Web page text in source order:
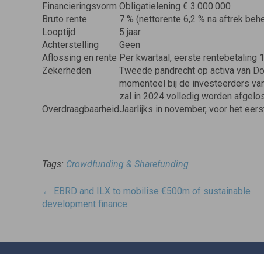
Financieringsvorm Obligatielening € 3.000.000
Bruto rente
7 % (nettorente 6,2 % na aftrek
Looptijd
5 jaar
Achterstelling
Geen
Aflossing en rente Per kwartaal, eerste rentebetaling
Zekerheden
Tweede pandrecht op activa van
momenteel bij de investeerders
zal in 2024 volledig worden
OverdraagbaarheidJaarlijks in november, voor het
Tags: Crowdfunding & Sharefunding
Post
navigatie
← EBRD and ILX to mobilise €500m of sustainable
development finance